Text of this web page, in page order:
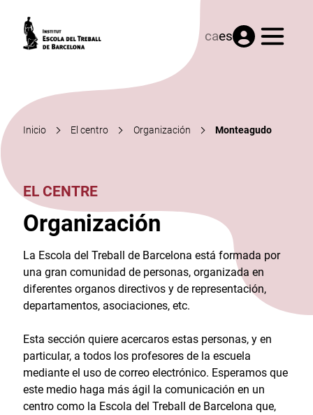
caes Menú
Inicio El centro Organización Monteagudo
EL CENTRE
Organización
La Escola del Treball de Barcelona está formada por
una gran comunidad de personas, organizada en
diferentes organos directivos y de representación,
departamentos, asociaciones, etc.
Esta sección quiere acercaros estas personas, y en
particular, a todos los profesores de la escuela
mediante el uso de correo electrónico. Esperamos que
este medio haga más ágil la comunicación en un
centro como la Escola del Treball de Barcelona que,